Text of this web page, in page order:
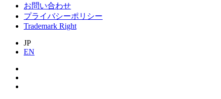
お問い合わせ
プライバシーポリシー
Trademark Right
JP
EN